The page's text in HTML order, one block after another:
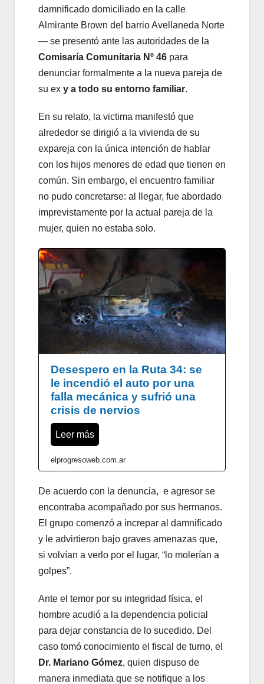
damnificado domiciliado en la calle
Almirante Brown del barrio Avellaneda Norte
— se presentó ante las autoridades de la
Comisaría Comunitaria Nº 46 para
denunciar formalmente a la nueva pareja de
su ex y a todo su entorno familiar.
En su relato, la victima manifestó que
alrededor se dirigió a la vivienda de su
expareja con la única intención de hablar
con los hijos menores de edad que tienen en
común. Sin embargo, el encuentro familiar
no pudo concretarse: al llegar, fue abordado
imprevistamente por la actual pareja de la
mujer, quien no estaba solo.
Desespero en la Ruta 34: se
le incendió el auto por una
falla mecánica y sufrió una
crisis de nervios
Leer más
elprogresoweb.com.ar
De acuerdo con la denuncia, e agresor se
encontraba acompañado por sus hermanos.
El grupo comenzó a increpar al damnificado
y le advirtieron bajo graves amenazas que,
si volvían a verlo por el lugar, “lo molerían a
golpes”.
Ante el temor por su integridad física, el
hombre acudió a la dependencia policial
para dejar constancia de lo sucedido. Del
caso tomó conocimiento el fiscal de turno, el
Dr. Mariano Gómez, quien dispuso de
manera inmediata que se notifique a los